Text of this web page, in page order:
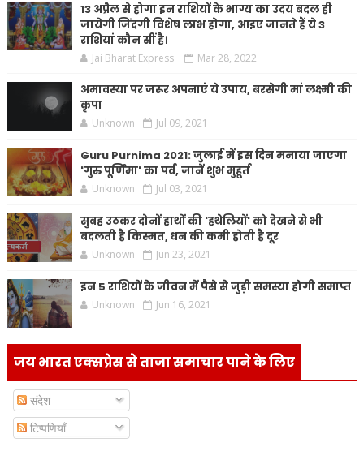
13 अप्रैल से होगा इन राशियों के भाग्य का उदय बदल ही
जायेगी जिंदगी विशेष लाभ होगा, आइए जानते हैं ये 3
राशियां कौन सीं है।
Jai Bharat Express Mar 28, 2022
अमावस्या पर जरूर अपनाएं ये उपाय, बरसेगी मां लक्ष्मी की
कृपा
Unknown Jul 09, 2021
Guru Purnima 2021: जुलाई में इस दिन मनाया जाएगा
'गुरु पूर्णिमा' का पर्व, जानें शुभ मुहूर्त
Unknown Jul 03, 2021
सुबह उठकर दोनों हाथों की 'हथेलियों' को देखने से भी
बदलती है किस्मत, धन की कमी होती है दूर
Unknown Jun 23, 2021
इन 5 राशियों के जीवन में पैसे से जुड़ी समस्या होगी समाप्त
Unknown Jun 16, 2021
जय भारत एक्सप्रेस से ताजा समाचार पाने के लिए
संदेश
टिप्पणियाँ